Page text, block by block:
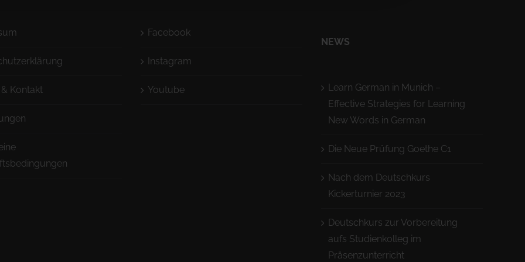
Kontakt
Facebook
Instagram
Youtube
NEWS
Learn German in Munich –
Effective Strategies for Learning
New Words in German
Die Neue Prüfung Goethe C1
Nach dem Deutschkurs
Kickerturnier 2023
Deutschkurs zur Vorbereitung
aufs Studienkolleg im
Präsenzunterricht